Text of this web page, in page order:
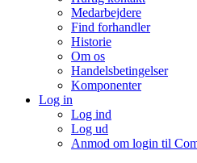
Medarbejdere
Find forhandler
Historie
Om os
Handelsbetingelser
Komponenter
Log in
Log ind
Log ud
Anmod om login til